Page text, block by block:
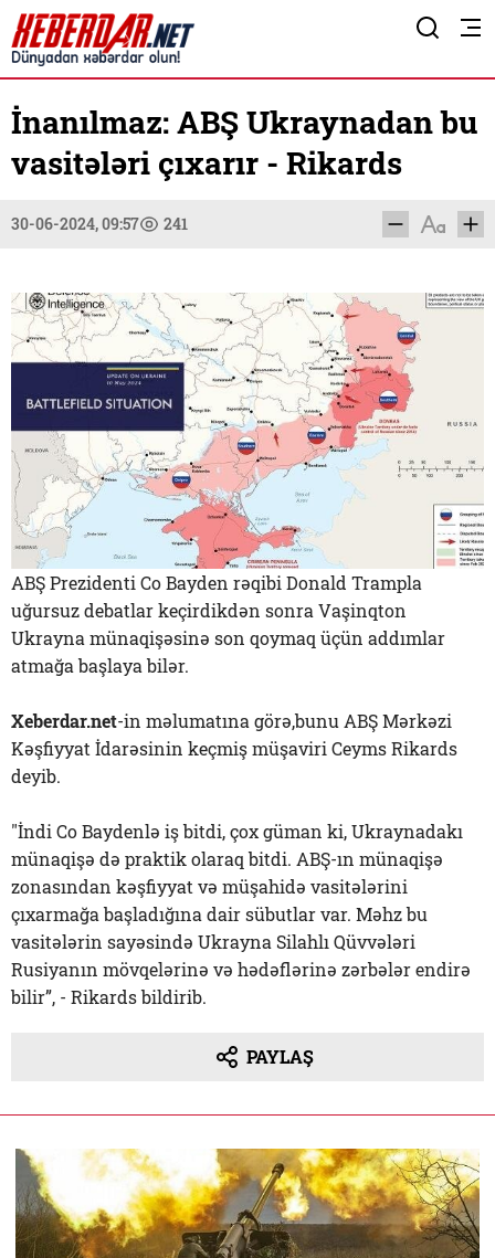
İnanılmaz: ABŞ Ukraynadan bu
vasitələri çıxarır - Rikards
30-06-2024, 09:57 241
ABŞ Prezidenti Co Bayden rəqibi Donald Trampla
uğursuz debatlar keçirdikdən sonra Vaşinqton
Ukrayna münaqişəsinə son qoymaq üçün addımlar
atmağa başlaya bilər.
Xeberdar.net-in məlumatına görə,bunu ABŞ Mərkəzi
Kəşfiyyat İdarəsinin keçmiş müşaviri Ceyms Rikards
deyib.
"İndi Co Baydenlə iş bitdi, çox güman ki, Ukraynadakı
münaqişə də praktik olaraq bitdi. ABŞ-ın münaqişə
zonasından kəşfiyyat və müşahidə vasitələrini
çıxarmağa başladığına dair sübutlar var. Məhz bu
vasitələrin sayəsində Ukrayna Silahlı Qüvvələri
Rusiyanın mövqelərinə və hədəflərinə zərbələr endirə
bilir”, - Rikards bildirib.
PAYLAŞ